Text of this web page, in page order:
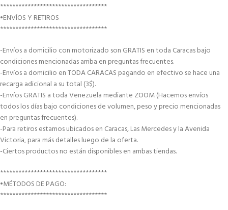
***********************************
•ENVÍOS Y RETIROS
***********************************
-Envíos a domicilio con motorizado son GRATIS en toda Caracas bajo
condiciones mencionadas arriba en preguntas frecuentes.
-Envíos a domicilio en TODA CARACAS pagando en efectivo se hace una
recarga adicional a su total (3$).
-Envíos GRATIS a toda Venezuela mediante ZOOM (Hacemos envíos
todos los días bajo condiciones de volumen, peso y precio mencionadas
en preguntas frecuentes).
-Para retiros estamos ubicados en Caracas, Las Mercedes y la Avenida
Victoria, para más detalles luego de la oferta.
-Ciertos productos no están disponibles en ambas tiendas.
***********************************
•MÉTODOS DE PAGO:
***********************************